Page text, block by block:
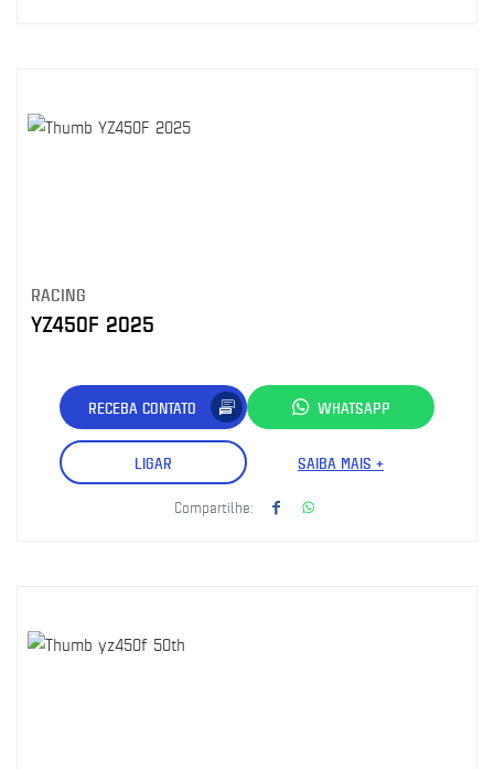
RACING
YZ450F 2025
RECEBA CONTATO WHATSAPP
LIGAR SAIBA MAIS +
Compartilhe: